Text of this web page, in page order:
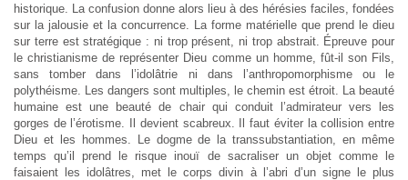
historique. La confusion donne alors lieu à des hérésies faciles, fondées
sur la jalousie et la concurrence. La forme matérielle que prend le dieu
sur terre est stratégique : ni trop présent, ni trop abstrait. Épreuve pour
le christianisme de représenter Dieu comme un homme, fût-il son Fils,
sans tomber dans l’idolâtrie ni dans l’anthropomorphisme ou le
polythéisme. Les dangers sont multiples, le chemin est étroit. La beauté
humaine est une beauté de chair qui conduit l’admirateur vers les
gorges de l’érotisme. Il devient scabreux. Il faut éviter la collision entre
Dieu et les hommes. Le dogme de la transsubstantiation, en même
temps qu’il prend le risque inouï de sacraliser un objet comme le
faisaient les idolâtres, met le corps divin à l’abri d’un signe le plus